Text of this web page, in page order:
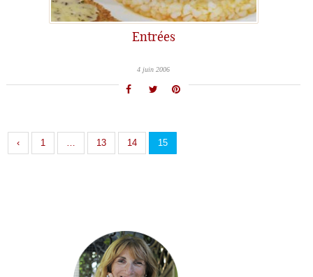
Entrées
4 juin 2006
‹ 1 … 13 14 15